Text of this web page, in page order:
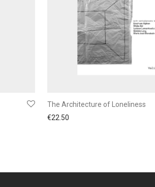
The Architecture of Loneliness
€22.50